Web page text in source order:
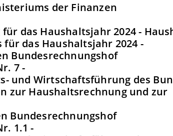
der Finanzen
das Haushaltsjahr 2024 -
das Haushaltsjahr 2024 -
Bundesrechnungshof
7 -
und Wirtschaftsführung des
zur Haushaltsrechnung und zur
Bundesrechnungshof
1.1 -